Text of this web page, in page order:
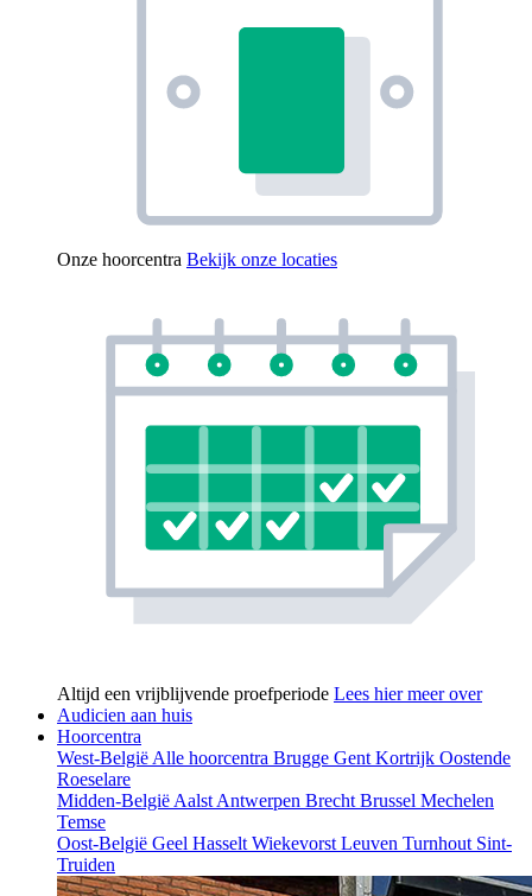
Onze hoorcentra Bekijk onze locaties
Altijd een vrijblijvende proefperiode Lees hier meer over
Audicien aan huis
Hoorcentra
West-België Alle hoorcentra Brugge Gent Kortrijk Oostende
Roeselare
Midden-België Aalst Antwerpen Brecht Brussel Mechelen
Temse
Oost-België Geel Hasselt Wiekevorst Leuven Turnhout Sint-
Truiden